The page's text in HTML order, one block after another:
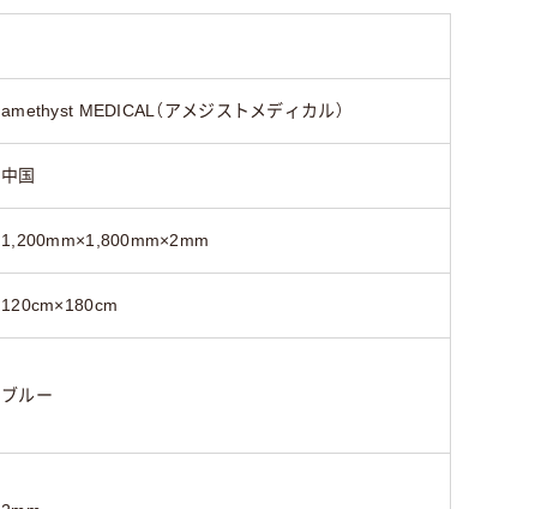
amethyst MEDICAL（アメジストメディカル）
中国
1,200mm×1,800mm×2mm
120cm×180cm
ブルー